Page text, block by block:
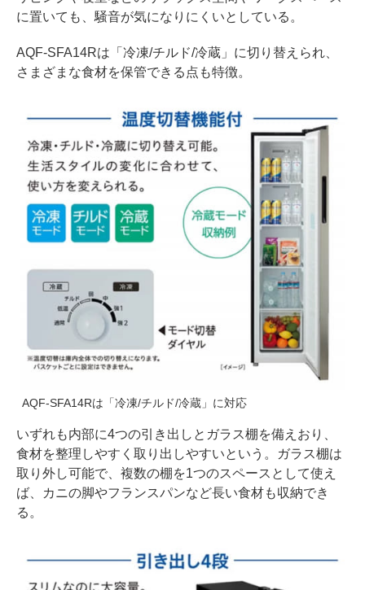
に置いても、騒音が気になりにくいとしている。
AQF-SFA14Rは「冷凍/チルド/冷蔵」に切り替えられ、
さまざまな食材を保管できる点も特徴。
AQF-SFA14Rは「冷凍/チルド/冷蔵」に対応
いずれも内部に4つの引き出しとガラス棚を備えおり、
食材を整理しやすく取り出しやすいという。ガラス棚は
取り外し可能で、複数の棚を1つのスペースとして使え
ば、カニの脚やフランスパンなど長い食材も収納でき
る。